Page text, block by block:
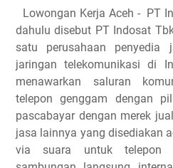
Lowongan Kerja Aceh - PT
dahulu disebut PT Indosat
satu perusahaan penyedia
jaringan telekomunikasi di
menawarkan saluran
telepon genggam dengan
pascabayar dengan merek
jasa lainnya yang disediakan
via suara untuk telepon